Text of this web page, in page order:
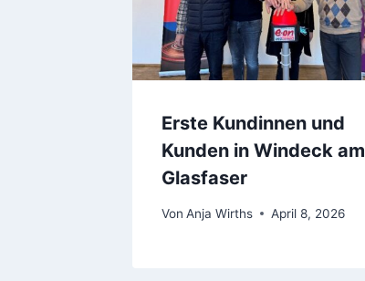
Erste Kundinnen und
Kunden in Windeck am
Glasfaser
Von Anja Wirths April 8, 2026